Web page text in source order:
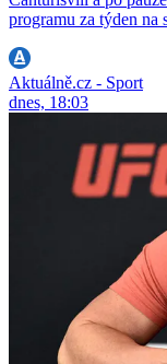
programu za týden na
Aktuálně.cz - Sport
dnes, 18:03